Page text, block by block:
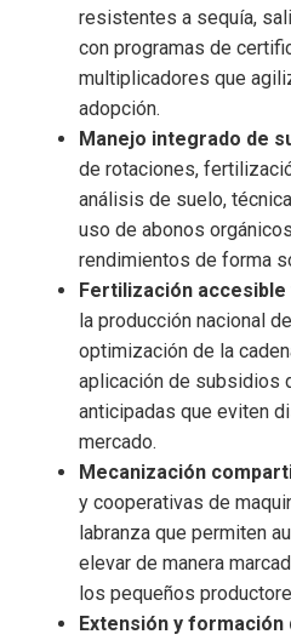
resistentes a sequía,
con programas de
multiplicadores que
adopción.
Manejo integrado de
de rotaciones,
análisis de suelo,
uso de abonos
rendimientos de forma
Fertilización accesible
la producción nacional
optimización de la
aplicación de subsidios
anticipadas que eviten
mercado.
Mecanización
y cooperativas de
labranza que permiten
elevar de manera
los pequeños
Extensión y formación